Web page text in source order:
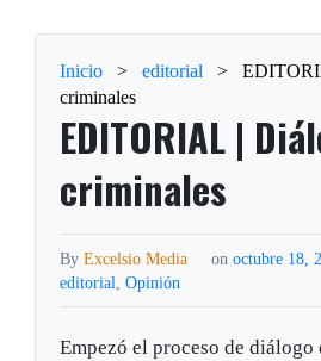
Inicio > editorial >
criminales
EDITORIAL |
criminales
ByExcelsio Media on octubre 18,
editorial,Opinión
Empezó el proceso de diálogo